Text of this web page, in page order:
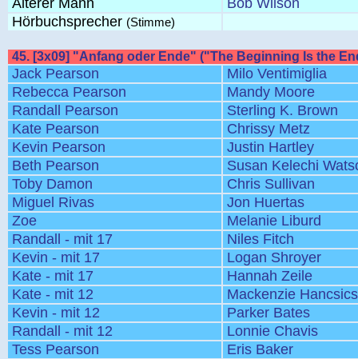
Älterer Mann
Bob Wilson
Hörbuchsprecher (Stimme)
45. [3x09] "Anfang oder Ende" ("The Beginning Is the
Jack Pearson
Milo Ventimiglia
Rebecca Pearson
Mandy Moore
Randall Pearson
Sterling K. Brown
Kate Pearson
Chrissy Metz
Kevin Pearson
Justin Hartley
Beth Pearson
Susan Kelechi
Toby Damon
Chris Sullivan
Miguel Rivas
Jon Huertas
Zoe
Melanie Liburd
Randall - mit 17
Niles Fitch
Kevin - mit 17
Logan Shroyer
Kate - mit 17
Hannah Zeile
Kate - mit 12
Mackenzie
Kevin - mit 12
Parker Bates
Randall - mit 12
Lonnie Chavis
Tess Pearson
Eris Baker